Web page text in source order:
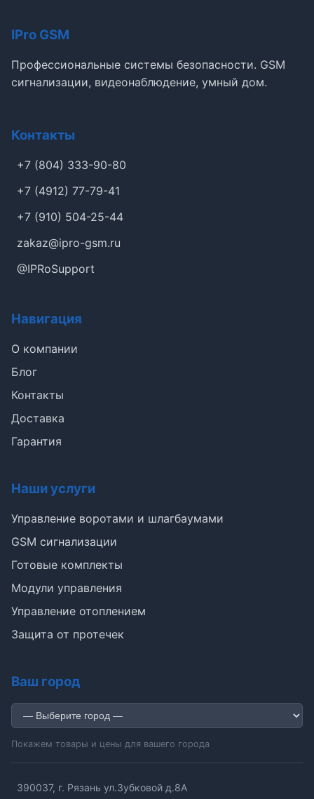
IPro GSM
Профессиональные системы безопасности. GSM
сигнализации, видеонаблюдение, умный дом.
Контакты
+7 (804) 333-90-80
+7 (4912) 77-79-41
+7 (910) 504-25-44
zakaz@ipro-gsm.ru
@IPRoSupport
Навигация
О компании
Блог
Контакты
Доставка
Гарантия
Наши услуги
Управление воротами и шлагбаумами
GSM сигнализации
Готовые комплекты
Модули управления
Управление отоплением
Защита от протечек
Ваш город
Покажем товары и цены для вашего города
390037, г. Рязань ул.Зубковой д.8А
Помогу подобрать GSM-сигнализацию,
Узнать цену и наличие
Написать в Telegram